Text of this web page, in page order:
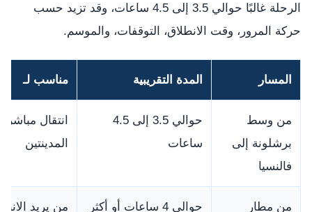
الرحلة غالبًا حوالي 3.5 إلى 4.5 ساعات، وقد تزيد حسب
حركة المرور، وقت الانطلاق، التوقفات، والموسم.
المسار المدة التقريبية مناسب لـ
من وسط
برشلونة إلى
فالنسيا
حوالي 3.5 إلى 4.5
ساعات
انتقال مباشر
المدينتين
من مطار
حوالي 4 ساعات أو أكثر
من يريد